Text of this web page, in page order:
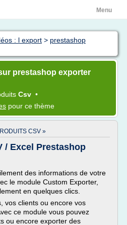
Menu
: l export > prestashop
prestashop exporter
Csv •
pour ce thème
CSV »
/ Excel Prestashop
des informations de votre
le module Custom Exporter,
en quelques clics.
vos clients ou encore vos
ce module vous pouvez
ou encore exporter des